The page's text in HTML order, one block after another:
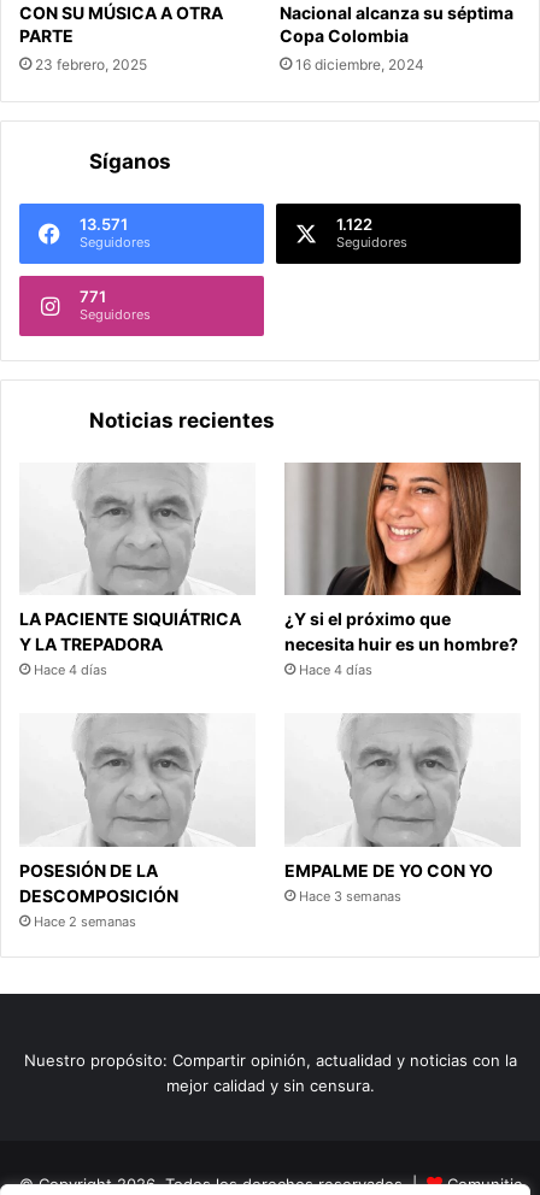
CON SU MÚSICA A OTRA
PARTE
23 febrero, 2025
Nacional alcanza su séptima
Copa Colombia
16 diciembre, 2024
Síganos
13.571
Seguidores
1.122
Seguidores
771
Seguidores
Noticias recientes
LA PACIENTE SIQUIÁTRICA
Y LA TREPADORA
Hace 4 días
¿Y si el próximo que
necesita huir es un hombre?
Hace 4 días
POSESIÓN DE LA
DESCOMPOSICIÓN
Hace 2 semanas
EMPALME DE YO CON YO
Hace 3 semanas
Nuestro propósito: Compartir opinión, actualidad y noticias con la
mejor calidad y sin censura.
© Copyright 2026, Todos los derechos reservados | Comunitic